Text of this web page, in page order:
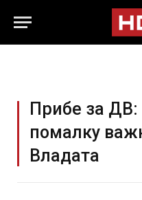
Прибе за
помалку
Владата